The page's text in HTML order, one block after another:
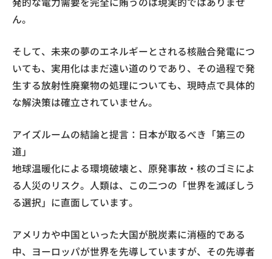
ん。
そして、未来の夢のエネルギーとされる核融合発電につ
いても、実用化はまだ遠い道のりであり、その過程で発
生する放射性廃棄物の処理についても、現時点で具体的
な解決策は確立されていません。
アイズルームの結論と提言：日本が取るべき「第三の
道」
地球温暖化による環境破壊と、原発事故・核のゴミによ
る人災のリスク。人類は、この二つの「世界を滅ぼしう
る選択」に直面しています。
アメリカや中国といった大国が脱炭素に消極的である
中、ヨーロッパが世界を先導していますが、その先導者